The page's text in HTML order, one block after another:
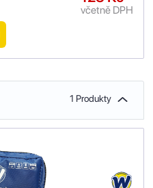
včetně DPH
1 Produkty